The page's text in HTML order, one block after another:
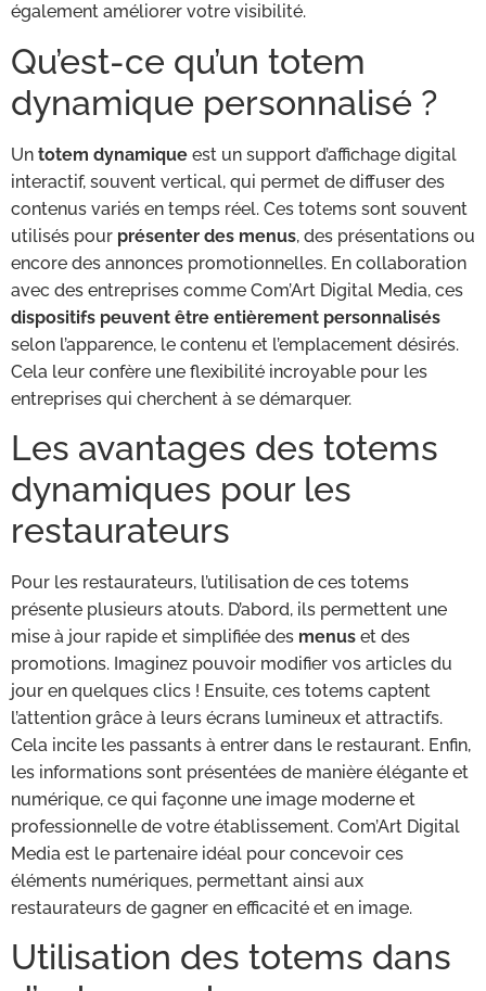
également améliorer votre visibilité.
Qu’est-ce qu’un totem
dynamique personnalisé ?
Un totem dynamique est un support d’affichage digital
interactif, souvent vertical, qui permet de diffuser des
contenus variés en temps réel. Ces totems sont souvent
utilisés pour présenter des menus, des présentations ou
encore des annonces promotionnelles. En collaboration
avec des entreprises comme Com’Art Digital Media, ces
dispositifs peuvent être entièrement personnalisés
selon l’apparence, le contenu et l’emplacement désirés.
Cela leur confère une flexibilité incroyable pour les
entreprises qui cherchent à se démarquer.
Les avantages des totems
dynamiques pour les
restaurateurs
Pour les restaurateurs, l’utilisation de ces totems
présente plusieurs atouts. D’abord, ils permettent une
mise à jour rapide et simplifiée des menus et des
promotions. Imaginez pouvoir modifier vos articles du
jour en quelques clics ! Ensuite, ces totems captent
l’attention grâce à leurs écrans lumineux et attractifs.
Cela incite les passants à entrer dans le restaurant. Enfin,
les informations sont présentées de manière élégante et
numérique, ce qui façonne une image moderne et
professionnelle de votre établissement. Com’Art Digital
Media est le partenaire idéal pour concevoir ces
éléments numériques, permettant ainsi aux
restaurateurs de gagner en efficacité et en image.
Utilisation des totems dans